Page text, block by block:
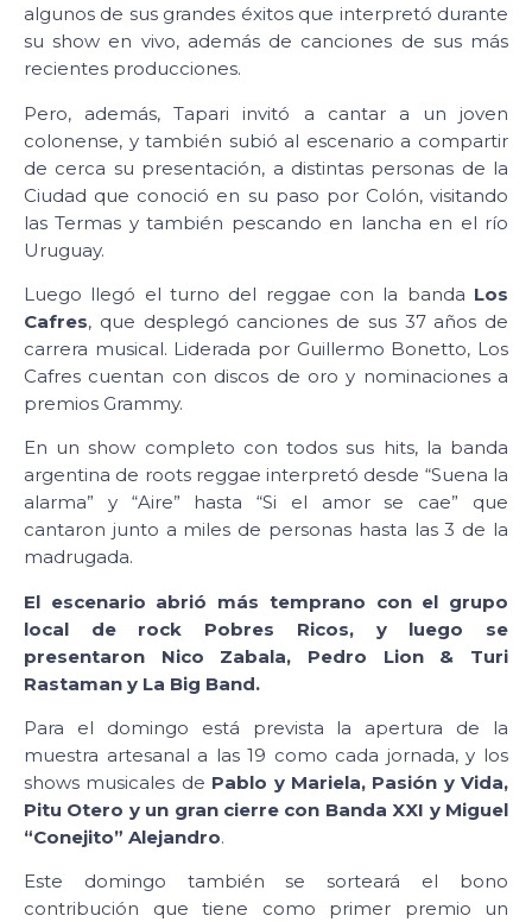
algunos de sus grandes éxitos que interpretó durante
su show en vivo, además de canciones de sus más
recientes producciones.
Pero, además, Tapari invitó a cantar a un joven
colonense, y también subió al escenario a compartir
de cerca su presentación, a distintas personas de la
Ciudad que conoció en su paso por Colón, visitando
las Termas y también pescando en lancha en el río
Uruguay.
Luego llegó el turno del reggae con la banda Los
Cafres, que desplegó canciones de sus 37 años de
carrera musical. Liderada por Guillermo Bonetto, Los
Cafres cuentan con discos de oro y nominaciones a
premios Grammy.
En un show completo con todos sus hits, la banda
argentina de roots reggae interpretó desde “Suena la
alarma” y “Aire” hasta “Si el amor se cae” que
cantaron junto a miles de personas hasta las 3 de la
madrugada.
El escenario abrió más temprano con el grupo
local de rock Pobres Ricos, y luego se
presentaron Nico Zabala, Pedro Lion & Turi
Rastaman y La Big Band.
Para el domingo está prevista la apertura de la
muestra artesanal a las 19 como cada jornada, y los
shows musicales de Pablo y Mariela, Pasión y Vida,
Pitu Otero y un gran cierre con Banda XXI y Miguel
“Conejito” Alejandro.
Este domingo también se sorteará el bono
contribución que tiene como primer premio un